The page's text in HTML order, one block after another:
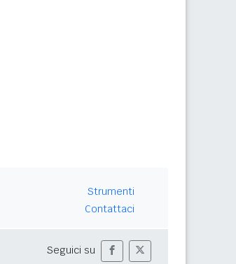
Strumenti
Contattaci
Seguici su